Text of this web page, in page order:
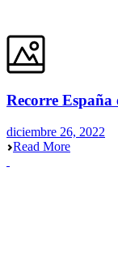
Recorre
diciembre 26, 2022
Read More